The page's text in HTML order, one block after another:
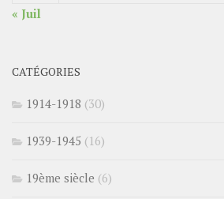
« Juil
CATÉGORIES
1914-1918 (30)
1939-1945 (16)
19ème siècle (6)